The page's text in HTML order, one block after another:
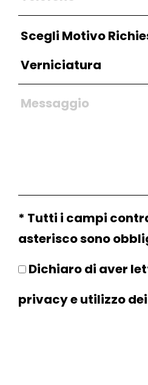
Scegli Motivo
* Tutti i campi
asterisco sono
Dichiaro di aver
privacye utilizzo dei